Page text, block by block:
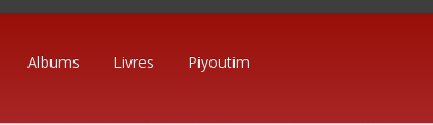
Albums Livres Piyoutim